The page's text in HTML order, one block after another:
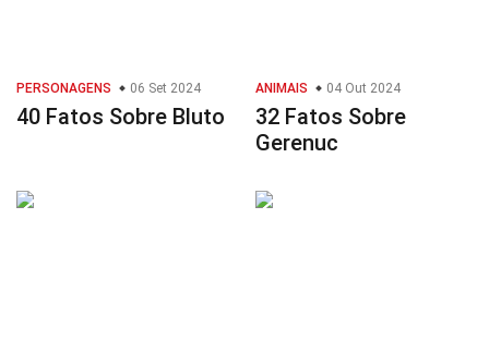
PERSONAGENS 06 Set 2024
40 Fatos Sobre Bluto
ANIMAIS 04 Out 2024
32 Fatos Sobre
Gerenuc